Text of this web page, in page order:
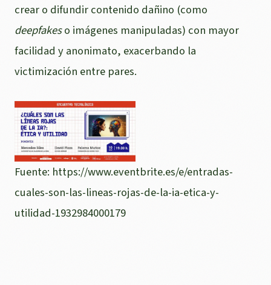
crear o difundir contenido dañino (como
deepfakeso imágenes manipuladas) con mayor
facilidad y anonimato, exacerbando la
victimización entre pares.
Fuente: https://www.eventbrite.es/e/entradas-
cuales-son-las-lineas-rojas-de-la-ia-etica-y-
utilidad-1932984000179